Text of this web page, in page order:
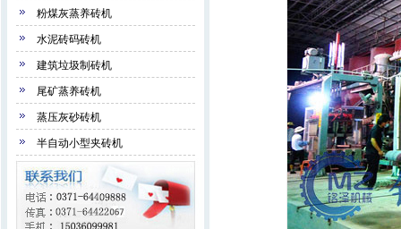
粉煤灰蒸养砖机
水泥砖码砖机
建筑垃圾制砖机
尾矿蒸养砖机
蒸压灰砂砖机
半自动小型夹砖机